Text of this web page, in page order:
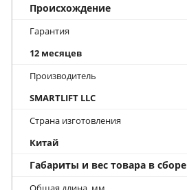
Происхождение
Гарантия
12 месяцев
Производитель
SMARTLIFT LLC
Страна изготовления
Китай
Габариты и вес товара в сборе